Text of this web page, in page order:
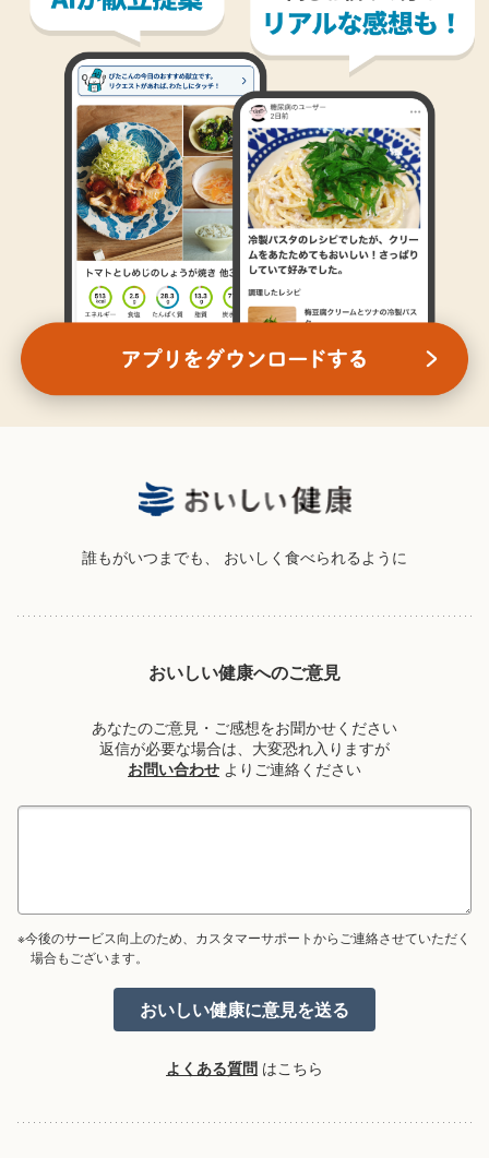
誰もがいつまでも、 おいしく食べられるように
おいしい健康へのご意見
あなたのご意見・ご感想をお聞かせください
返信が必要な場合は、大変恐れ入りますが
お問い合わせ よりご連絡ください
※今後のサービス向上のため、カスタマーサポートからご連絡させていただく
場合もございます。
よくある質問 はこちら